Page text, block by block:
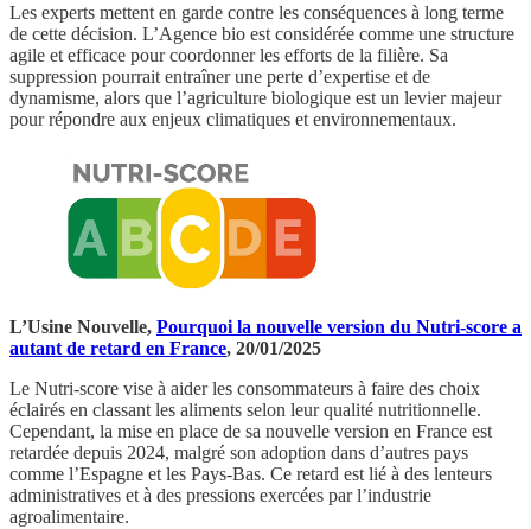
Les experts mettent en garde contre les conséquences à long terme
de cette décision. L’Agence bio est considérée comme une structure
agile et efficace pour coordonner les efforts de la filière. Sa
suppression pourrait entraîner une perte d’expertise et de
dynamisme, alors que l’agriculture biologique est un levier majeur
pour répondre aux enjeux climatiques et environnementaux.
L’Usine Nouvelle, Pourquoi la nouvelle version du Nutri-score a
autant de retard en France, 20/01/2025
Le Nutri-score vise à aider les consommateurs à faire des choix
éclairés en classant les aliments selon leur qualité nutritionnelle.
Cependant, la mise en place de sa nouvelle version en France est
retardée depuis 2024, malgré son adoption dans d’autres pays
comme l’Espagne et les Pays-Bas. Ce retard est lié à des lenteurs
administratives et à des pressions exercées par l’industrie
agroalimentaire.